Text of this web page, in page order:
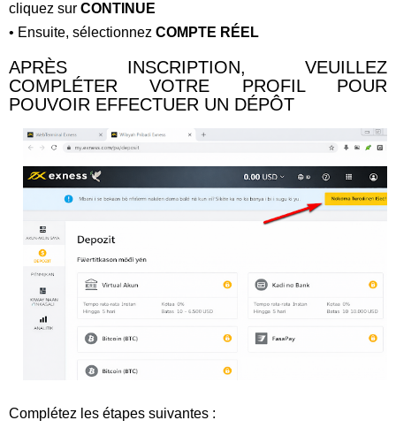
cliquez sur CONTINUE
• Ensuite, sélectionnez COMPTE RÉEL
APRÈS INSCRIPTION, VEUILLEZ
COMPLÉTER VOTRE PROFIL POUR
POUVOIR EFFECTUER UN DÉPÔT
Complétez les étapes suivantes :